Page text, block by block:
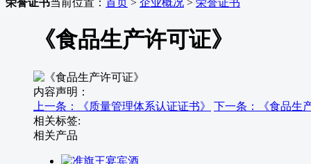
荣誉证书当前位置： 首页 > 企业概况 > 荣誉证书
《食品生产许可证》
内容声明：
上一条：《质量管理体系认证证书》
下一条：《食品生
相关标签:
相关产品